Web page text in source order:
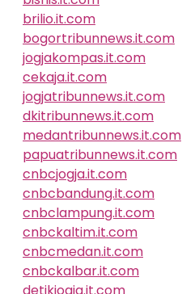
brilio.it.com
bogortribunnews.it.com
jogjakompas.it.com
cekaja.it.com
jogjatribunnews.it.com
dkitribunnews.it.com
medantribunnews.it.com
papuatribunnews.it.com
cnbcjogja.it.com
cnbcbandung.it.com
cnbclampung.it.com
cnbckaltim.it.com
cnbcmedan.it.com
cnbckalbar.it.com